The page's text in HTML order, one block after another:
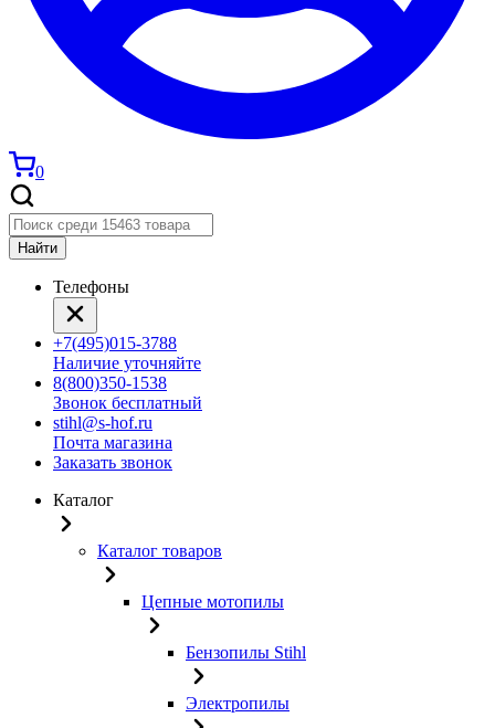
0
Найти
Телефоны
+7(495)015-3788
Наличие уточняйте
8(800)350-1538
Звонок бесплатный
stihl@s-hof.ru
Почта магазина
Заказать звонок
Каталог
Каталог товаров
Цепные мотопилы
Бензопилы Stihl
Электропилы